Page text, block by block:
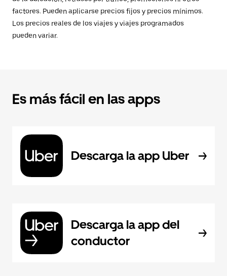
factores. Pueden aplicarse precios fijos y precios mínimos.
Los precios reales de los viajes y viajes programados
pueden variar.
Es más fácil en las apps
Descarga la app Uber
Descarga la app del
conductor